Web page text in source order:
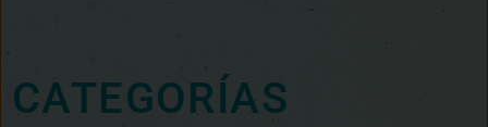
CATEGORÍAS